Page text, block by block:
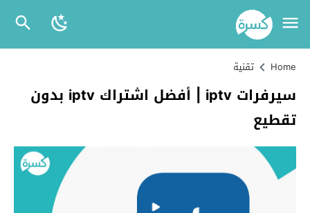
Home تقنية
سيرفرات iptv | أفضل اشتراك iptv بدون
تقطيع